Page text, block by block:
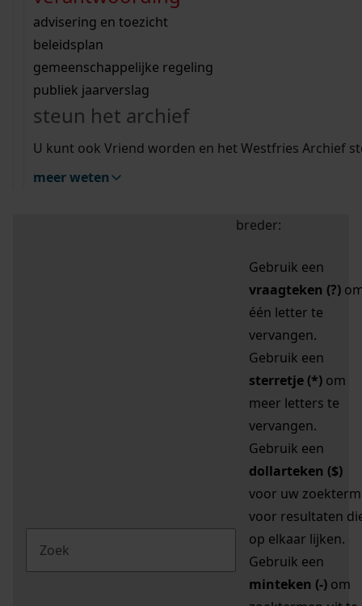
bouwvergunningen
omgevingsvergunningen
vergunningen
beeld en geluid
uitleg nodig?
Wij helpen u op weg met een aantal zoektips.
bekijk alle zoektips
Wij helpen u op weg met een aantal zoektips.
bekijk alle zoektips
bekijk ons geschiedenislokaal
advisering en toezicht
beleidsplan
gemeenschappelijke regeling
publiek jaarverslag
steun het archief
U kunt ook Vriend worden en het Westfries Archief
meer weten
zoektips
Mijn Studiezaal (inloggen)
uw zoekopdracht te
breder:
Gebruik een
vraagteken (?)
één letter te
vervangen.
Gebruik een
sterretje (*) om
meer letters te
vervangen.
Gebruik een
dollarteken ($)
voor uw zoekterm
voor resultaten
op elkaar lijken.
Gebruik een
minteken (-) om